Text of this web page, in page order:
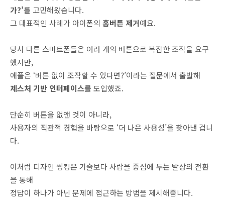
가?’를 고민해왔습니다.
그 대표적인 사례가 아이폰의 홈버튼 제거예요.
당시 다른 스마트폰들은 여러 개의 버튼으로 복잡한 조작을 요구
했지만,
애플은 ‘버튼 없이 조작할 수 있다면?’이라는 질문에서 출발해
제스처 기반 인터페이스를 도입했죠.
단순히 버튼을 없앤 것이 아니라,
사용자의 직관적 경험을 바탕으로 ‘더 나은 사용성’을 찾아낸 겁니
다.
이처럼 디자인 씽킹은 기술보다 사람을 중심에 두는 발상의 전환
을 통해
정답이 하나가 아닌 문제에 접근하는 방법을 제시해줍니다.